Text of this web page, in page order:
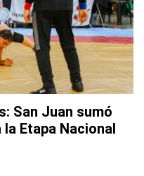
San Juan sumó
Etapa Nacional